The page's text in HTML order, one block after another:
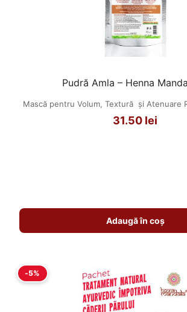
Pudră Amla – Henna
Mască pentru Volum, Textură și Atenuare
31.50 lei
Adaugă în coș
-5%